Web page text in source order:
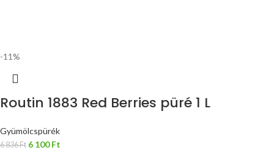
-11%
Routin 1883 Red Berries püré 1 L
Gyümölcspürék
6 836Ft 6 100Ft